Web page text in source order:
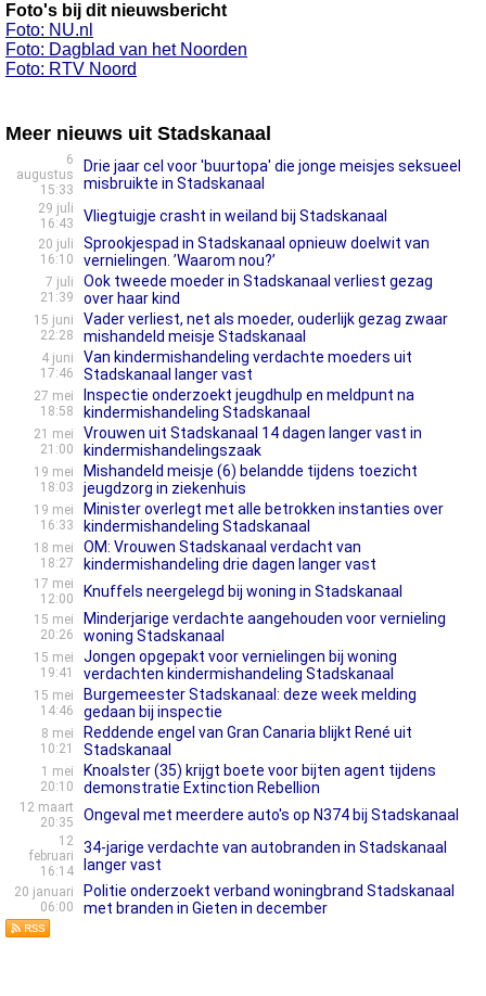
Foto's bij dit nieuwsbericht
Foto: NU.nl
Foto: Dagblad van het Noorden
Foto: RTV Noord
Meer nieuws uit Stadskanaal
6
augustus
15:33
Drie jaar cel voor 'buurtopa' die jonge meisjes seksueel
misbruikte in Stadskanaal
29 juli
16:43
Vliegtuigje crasht in weiland bij Stadskanaal
20 juli
16:10
Sprookjespad in Stadskanaal opnieuw doelwit van
vernielingen. ’Waarom nou?’
7 juli
21:39
Ook tweede moeder in Stadskanaal verliest gezag
over haar kind
15 juni
22:28
Vader verliest, net als moeder, ouderlijk gezag zwaar
mishandeld meisje Stadskanaal
4 juni
17:46
Van kindermishandeling verdachte moeders uit
Stadskanaal langer vast
27 mei
18:58
Inspectie onderzoekt jeugdhulp en meldpunt na
kindermishandeling Stadskanaal
21 mei
21:00
Vrouwen uit Stadskanaal 14 dagen langer vast in
kindermishandelingszaak
19 mei
18:03
Mishandeld meisje (6) belandde tijdens toezicht
jeugdzorg in ziekenhuis
19 mei
16:33
Minister overlegt met alle betrokken instanties over
kindermishandeling Stadskanaal
18 mei
18:27
OM: Vrouwen Stadskanaal verdacht van
kindermishandeling drie dagen langer vast
17 mei
12:00
Knuffels neergelegd bij woning in Stadskanaal
15 mei
20:26
Minderjarige verdachte aangehouden voor vernieling
woning Stadskanaal
15 mei
19:41
Jongen opgepakt voor vernielingen bij woning
verdachten kindermishandeling Stadskanaal
15 mei
14:46
Burgemeester Stadskanaal: deze week melding
gedaan bij inspectie
8 mei
10:21
Reddende engel van Gran Canaria blijkt René uit
Stadskanaal
1 mei
20:10
Knoalster (35) krijgt boete voor bijten agent tijdens
demonstratie Extinction Rebellion
12 maart
20:35
Ongeval met meerdere auto's op N374 bij Stadskanaal
12
februari
16:14
34-jarige verdachte van autobranden in Stadskanaal
langer vast
20 januari
06:00
Politie onderzoekt verband woningbrand Stadskanaal
met branden in Gieten in december